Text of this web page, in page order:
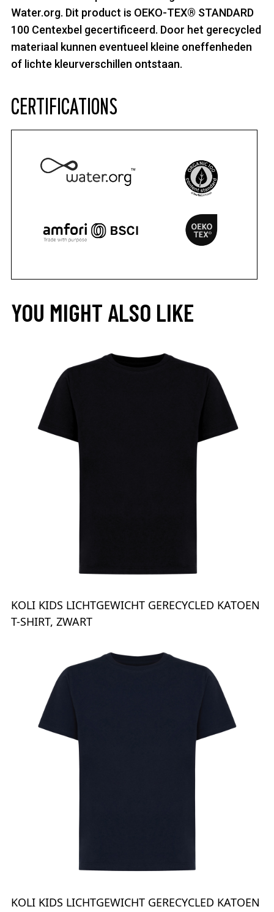
Water.org. Dit product is OEKO-TEX® STANDARD
100 Centexbel gecertificeerd. Door het gerecycled
materiaal kunnen eventueel kleine oneffenheden
of lichte kleurverschillen ontstaan.
CERTIFICATIONS
YOU MIGHT ALSO LIKE
KOLI KIDS LICHTGEWICHT GERECYCLED KATOEN
T-SHIRT, ZWART
KOLI KIDS LICHTGEWICHT GERECYCLED KATOEN